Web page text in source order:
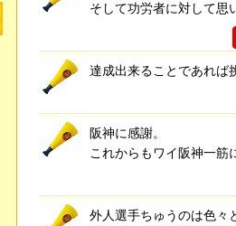
そして功労者に対して思
達成出来ることであれば
阪神に感謝。
これからもワイ阪神一筋
外人選手ちゅうのは色々